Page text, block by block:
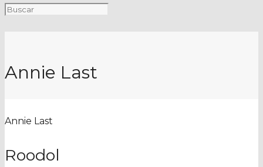
Annie Last
Annie Last
Roodol